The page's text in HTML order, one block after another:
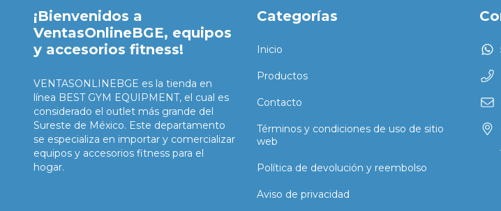
¡Bienvenidos a
VentasOnlineBGE, equipos
y accesorios fitness!
VENTASONLINEBGE es la tienda en
línea BEST GYM EQUIPMENT, el cual es
considerado el outlet más grande del
Sureste de México. Este departamento
se especializa en importar y comercializar
equipos y accesorios fitness para el
hogar.
Categorías
Inicio
Productos
Contacto
Términos y condiciones de uso de sitio
web
Política de devolución y reembolso
Aviso de privacidad